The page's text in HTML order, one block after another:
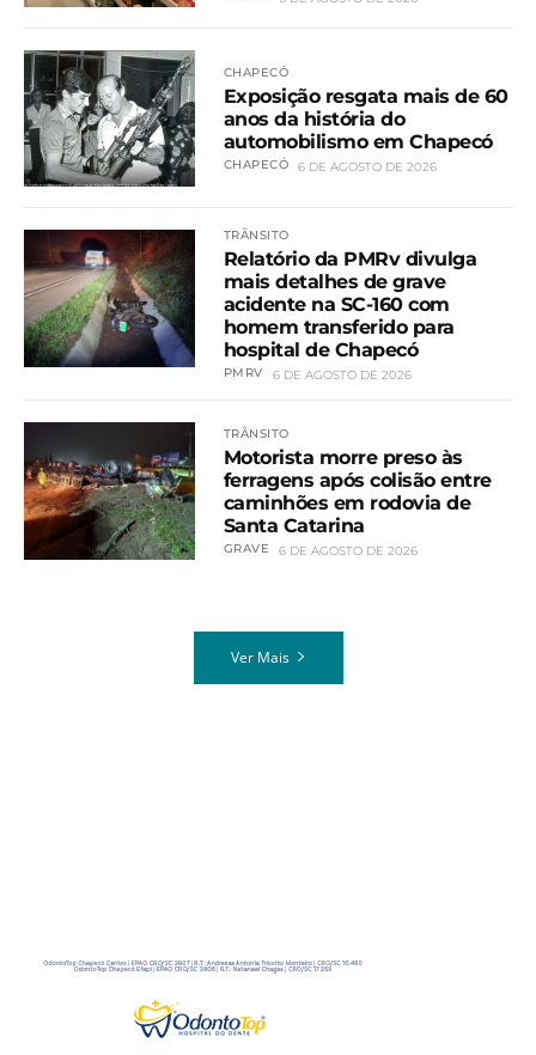
CHAPECÓ
Exposição resgata mais de 60
anos da história do
automobilismo em Chapecó
CHAPECÓ 6 DE AGOSTO DE 2026
TRÂNSITO
Relatório da PMRv divulga
mais detalhes de grave
acidente na SC-160 com
homem transferido para
hospital de Chapecó
PMRV 6 DE AGOSTO DE 2026
TRÂNSITO
Motorista morre preso às
ferragens após colisão entre
caminhões em rodovia de
Santa Catarina
GRAVE 6 DE AGOSTO DE 2026
Ver Mais